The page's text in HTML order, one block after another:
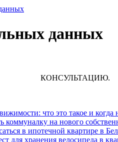
данных
Наши
что это такое и когда
коммуналку на нового
в ипотечной квартире в
для хранения велосипеда в